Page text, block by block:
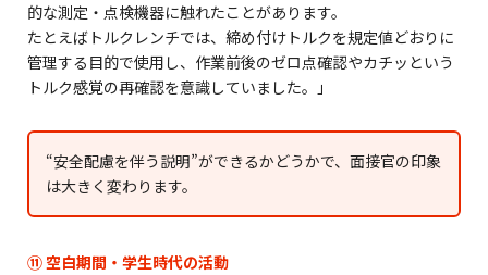
的な測定・点検機器に触れたことがあります。
たとえばトルクレンチでは、締め付けトルクを規定値どおりに
管理する目的で使用し、作業前後のゼロ点確認やカチッという
トルク感覚の再確認を意識していました。」
“安全配慮を伴う説明”ができるかどうかで、面接官の印象
は大きく変わります。
⑪ 空白期間・学生時代の活動